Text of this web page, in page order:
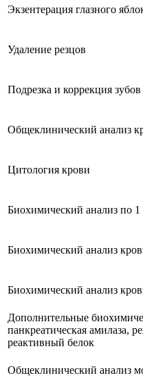
Экзентерация глазного
Удаление резцов
Подрезка и коррекция зубов
Общеклинический анализ
Цитология крови
Биохимический анализ по
Биохимический анализ
Биохимический анализ
Дополнительные
панкреатическая амилаза,
реактивный белок
Общеклинический анализ